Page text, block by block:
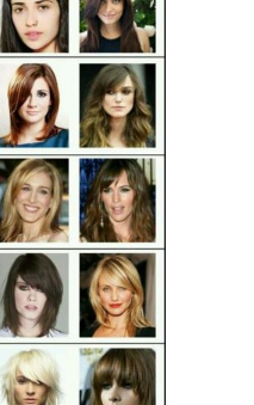
Стрижка для волнистых
волос
Прически для
волнистых волос
Стрижки для тонких
волос